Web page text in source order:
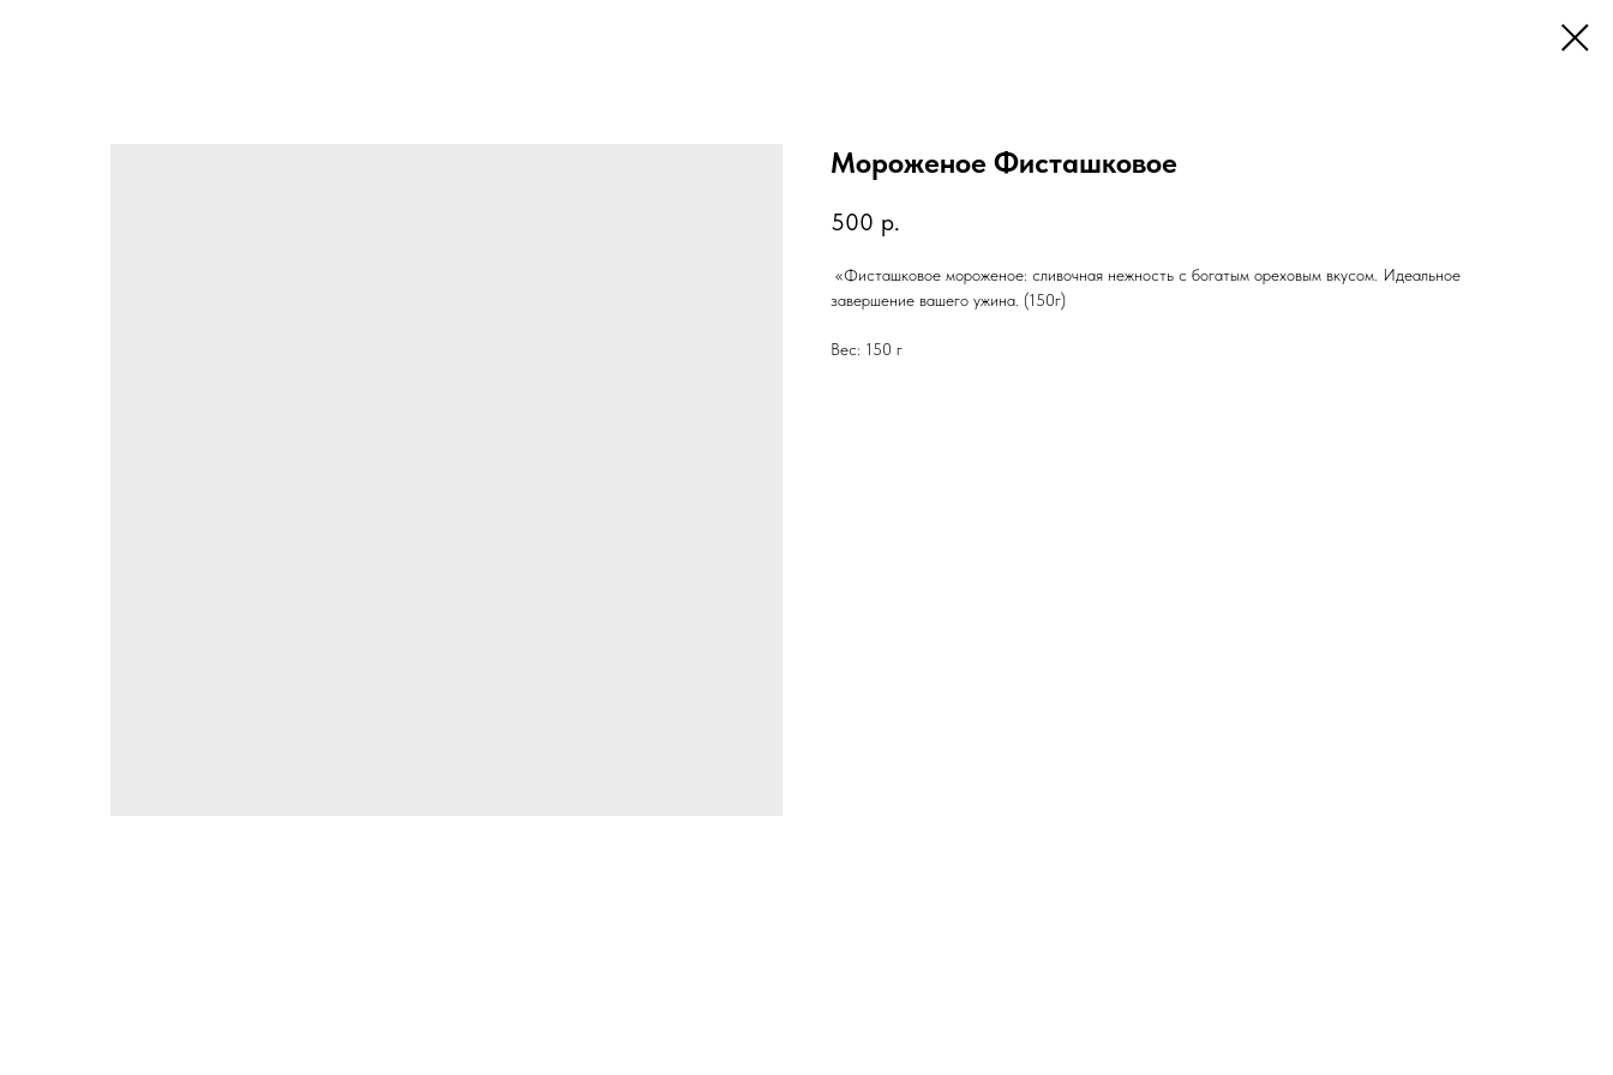
Мороженое Фисташковое
500 р.
«Фисташковое мороженое: сливочная нежность с богатым ореховым вкусом. Идеальное
завершение вашего ужина. (150г)
Вес: 150 г